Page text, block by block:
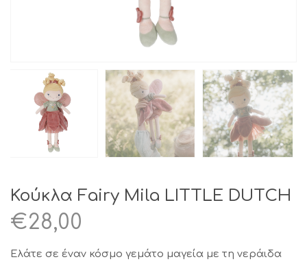
Κούκλα Fairy Mila LITTLE DUTCH
€28,00
Ελάτε σε έναν κόσμο γεμάτο μαγεία με τη νεράιδα